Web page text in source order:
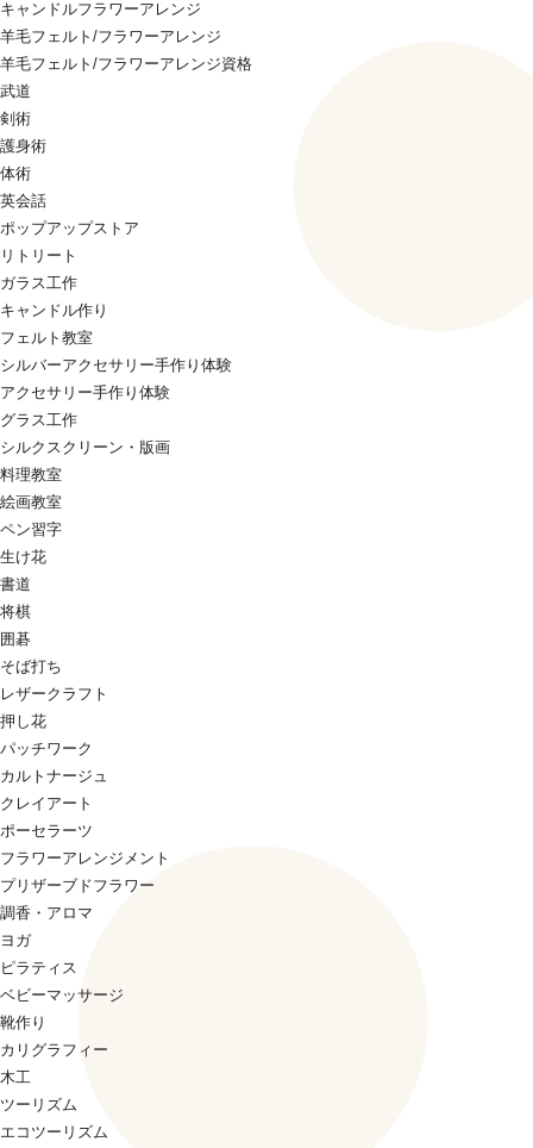
キャンドルフラワーアレンジ
羊毛フェルト/フラワーアレンジ
羊毛フェルト/フラワーアレンジ資格
武道
剣術
護身術
体術
英会話
ポップアップストア
リトリート
ガラス工作
キャンドル作り
フェルト教室
シルバーアクセサリー手作り体験
アクセサリー手作り体験
グラス工作
シルクスクリーン・版画
料理教室
絵画教室
ペン習字
生け花
書道
将棋
囲碁
そば打ち
レザークラフト
押し花
パッチワーク
カルトナージュ
クレイアート
ポーセラーツ
フラワーアレンジメント
プリザーブドフラワー
調香・アロマ
ヨガ
ピラティス
ベビーマッサージ
靴作り
カリグラフィー
木工
ツーリズム
エコツーリズム